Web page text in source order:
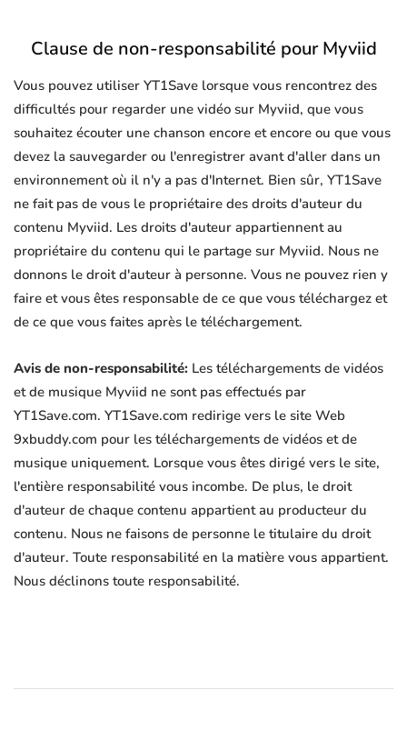
Clause de non-responsabilité pour Myviid
Vous pouvez utiliser YT1Save lorsque vous rencontrez des
difficultés pour regarder une vidéo sur Myviid, que vous
souhaitez écouter une chanson encore et encore ou que vous
devez la sauvegarder ou l'enregistrer avant d'aller dans un
environnement où il n'y a pas d'Internet. Bien sûr, YT1Save
ne fait pas de vous le propriétaire des droits d'auteur du
contenu Myviid. Les droits d'auteur appartiennent au
propriétaire du contenu qui le partage sur Myviid. Nous ne
donnons le droit d'auteur à personne. Vous ne pouvez rien y
faire et vous êtes responsable de ce que vous téléchargez et
de ce que vous faites après le téléchargement.
Avis de non-responsabilité: Les téléchargements de vidéos
et de musique Myviid ne sont pas effectués par
YT1Save.com. YT1Save.com redirige vers le site Web
9xbuddy.com pour les téléchargements de vidéos et de
musique uniquement. Lorsque vous êtes dirigé vers le site,
l'entière responsabilité vous incombe. De plus, le droit
d'auteur de chaque contenu appartient au producteur du
contenu. Nous ne faisons de personne le titulaire du droit
d'auteur. Toute responsabilité en la matière vous appartient.
Nous déclinons toute responsabilité.